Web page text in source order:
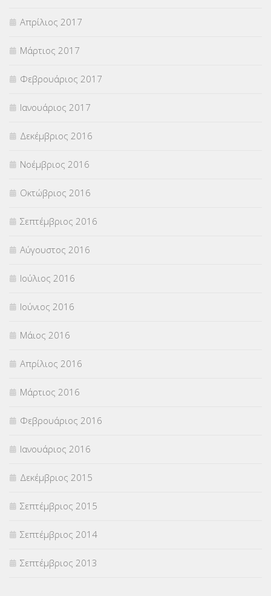
Απρίλιος 2017
Μάρτιος 2017
Φεβρουάριος 2017
Ιανουάριος 2017
Δεκέμβριος 2016
Νοέμβριος 2016
Οκτώβριος 2016
Σεπτέμβριος 2016
Αύγουστος 2016
Ιούλιος 2016
Ιούνιος 2016
Μάιος 2016
Απρίλιος 2016
Μάρτιος 2016
Φεβρουάριος 2016
Ιανουάριος 2016
Δεκέμβριος 2015
Σεπτέμβριος 2015
Σεπτέμβριος 2014
Σεπτέμβριος 2013